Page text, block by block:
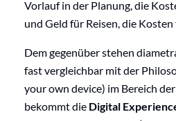
Vorlauf in der Planung, die
und Geld für Reisen, die
Dem gegenüber stehen
fast vergleichbar mit der
your own device) im Bereich
bekommt die Digital